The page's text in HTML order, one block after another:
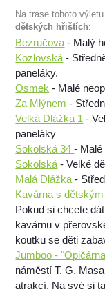
Na trase tohoto
dětských hřištích:
Bezručova - Malý
Kozlovská -
paneláky.
Osmek - Malé
Za Mlýnem -
Velká Dlážka 1 -
paneláky
Sokolská 34-
Sokolská - Velké
Malá Dlážka -
Kavárna s
Pokud si chcete
kavárnu v
koutku se děti
Jumboo -
náměstí T. G.
atrakcí. Na své si